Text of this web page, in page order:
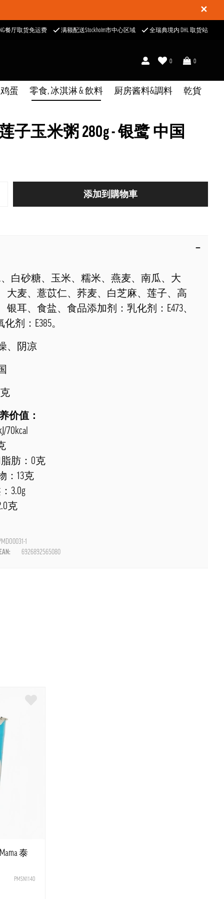
✕
餐厅取货免运费 满额配送Stockholm市中心区域 全瑞典境内 DHL 取货站
0
0
蛋 零食, 冰淇淋 & 飲料 厨房酱料&調料 乾貨
子玉米粥 280g - 银鹭 中国
添加到購物車
白砂糖、玉米、糯米、燕麦、南瓜、大
大麦、薏苡仁、荞麦、白芝麻、莲子、高
银耳、食盐、食品添加剂：乳化剂：E473、
化剂：E385。
、阴凉
价值：
70kcal
肪：0克
：13克
3.0g
克
1
6926892565080
泰
PMSN1140